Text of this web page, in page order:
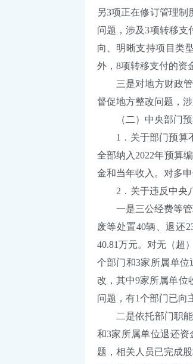
另3项正在修订管理
问题，涉及3项转移
向、明晰支持项目类
外，8项转移支付的资
三是对地方财政管
督促地方整改问题，
（二）中央部门预算
1．关于部门预算不
全部纳入2022年预算
金和当年收入。对多
2．关于违反中央八
一是三公经费等管
废等处置40辆、退还
40.81万元。对无（超
个部门和3家所属单
改，其中9家所属单位
问题，有1个部门已向
二是依托部门职能
和3家所属单位退还
题，相关人员已完成